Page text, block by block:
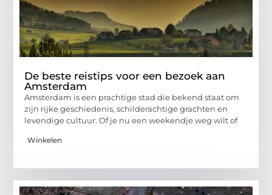
De beste reistips voor een bezoek aan
Amsterdam
Amsterdam is een prachtige stad die bekend staat om
zijn rijke geschiedenis, schilderachtige grachten en
levendige cultuur. Of je nu een weekendje weg wilt of
Winkelen